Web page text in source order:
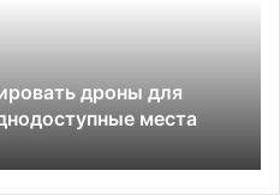
дроны для
места